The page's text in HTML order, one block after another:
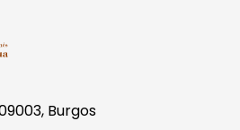
Burgos